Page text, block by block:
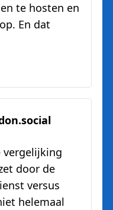
te hosten en
En dat
vergelijking
door de
versus
helemaal